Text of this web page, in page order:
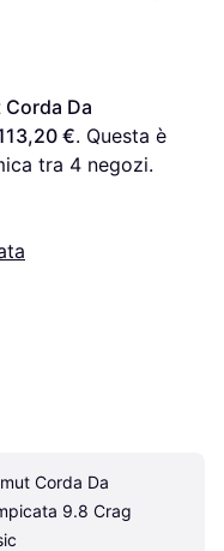
Da
€. Questa è
tra 4 negozi.
Corda Da
9.8 Crag